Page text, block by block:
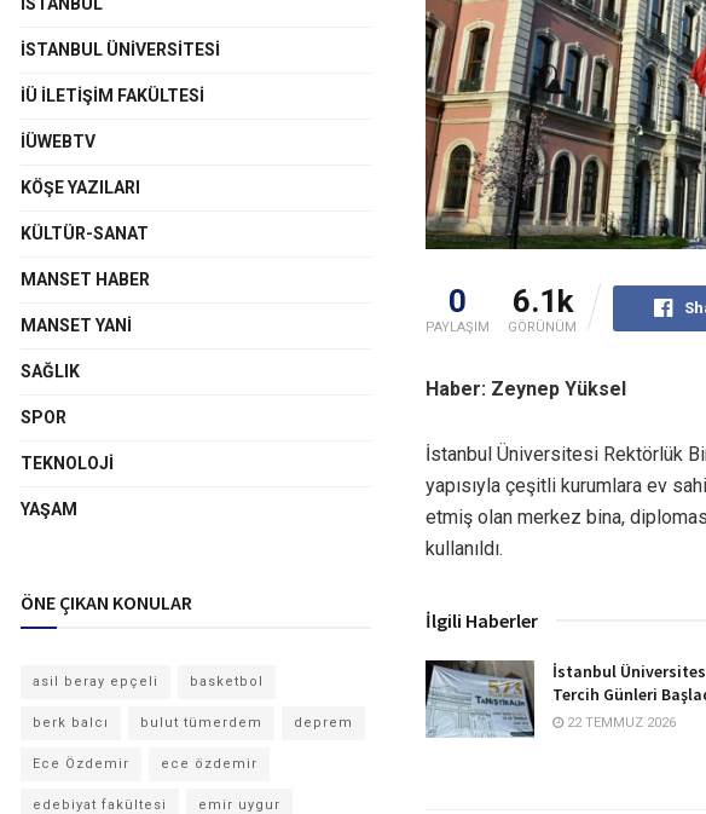
0
PAYLAŞIM
6.1k
GÖRÜNÜM
Haber: Zeynep Yüksel
İstanbul Üniversitesi Rektörlük
yapısıyla çeşitli kurumlara ev
etmiş olan merkez bina,
kullanıldı.
İlgili Haberler
İstanbul
Tercih Günleri
22 TEMMUZ 2026
İSTANBUL ÜNIVERSITESI
İÜ İLETIŞIM FAKÜLTESI
İÜWEBTV
KÖŞE YAZILARI
KÜLTÜR-SANAT
MANSET HABER
MANSET YANI
SAĞLIK
SPOR
TEKNOLOJI
YAŞAM
ÖNE ÇIKAN KONULAR
asil beray epçeli basketbol
berk balcı bulut tümerdem deprem
Ece Özdemir ece özdemir
edebiyat fakültesi emir uygur